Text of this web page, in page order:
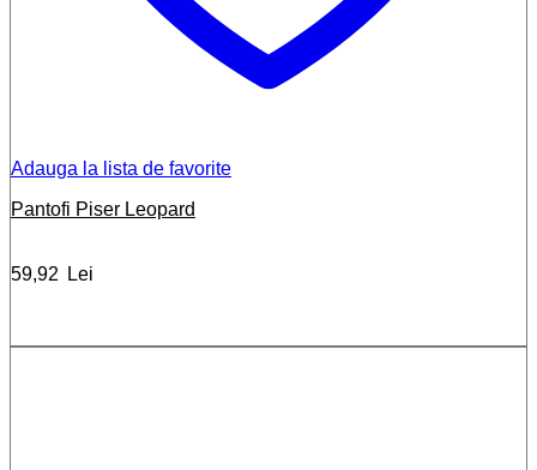
Adauga la lista de favorite
Pantofi Piser Leopard
59,92 Lei